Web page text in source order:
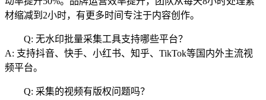
材缩减到2小时，有更多时间专注于内容创作。
Q: 无水印批量采集工具支持哪些平台？
A: 支持抖音、快手、小红书、知乎、TikTok等国内外主流视
频平台。
Q: 采集的视频有版权问题吗？